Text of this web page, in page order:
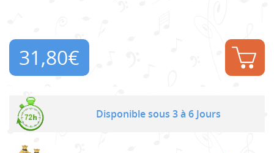
31,80€
Disponible sous 3 à 6 Jours